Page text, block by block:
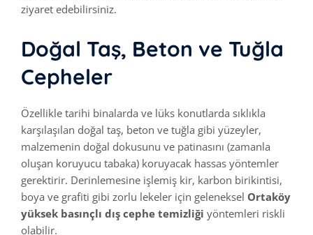
ziyaret edebilirsiniz.
Doğal Taş, Beton ve Tuğla
Cepheler
Özellikle tarihi binalarda ve lüks konutlarda sıklıkla
karşılaşılan doğal taş, beton ve tuğla gibi yüzeyler,
malzemenin doğal dokusunu ve patinasını (zamanla
oluşan koruyucu tabaka) koruyacak hassas yöntemler
gerektirir. Derinlemesine işlemiş kir, karbon birikintisi,
boya ve grafiti gibi zorlu lekeler için geleneksel Ortaköy
yüksek basınçlı dış cephe temizliği yöntemleri riskli
olabilir.